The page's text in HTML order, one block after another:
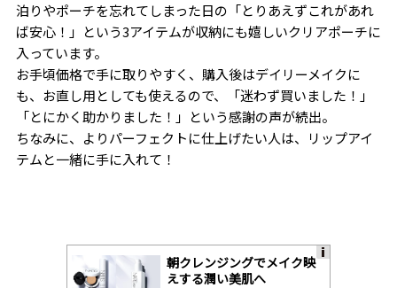
泊りやポーチを忘れてしまった日の「とりあえずこれがあれ
ば安心！」という3アイテムが収納にも嬉しいクリアポーチに
入っています。
お手頃価格で手に取りやすく、購入後はデイリーメイクに
も、お直し用としても使えるので、「迷わず買いました！」
「とにかく助かりました！」という感謝の声が続出。
ちなみに、よりパーフェクトに仕上げたい人は、リップアイ
テムと一緒に手に入れて！
朝クレンジングでメイク映
えする潤い美肌へ